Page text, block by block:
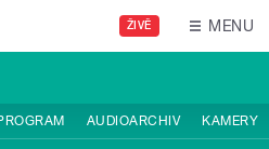
ŽIVĚ MENU
AUDIOARCHIV KAMERY